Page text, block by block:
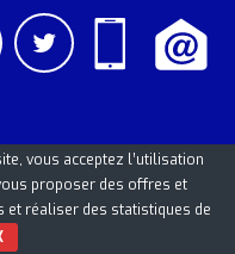
© 2026
vous acceptez l’utilisation
proposer des offres et
et réaliser des statistiques de